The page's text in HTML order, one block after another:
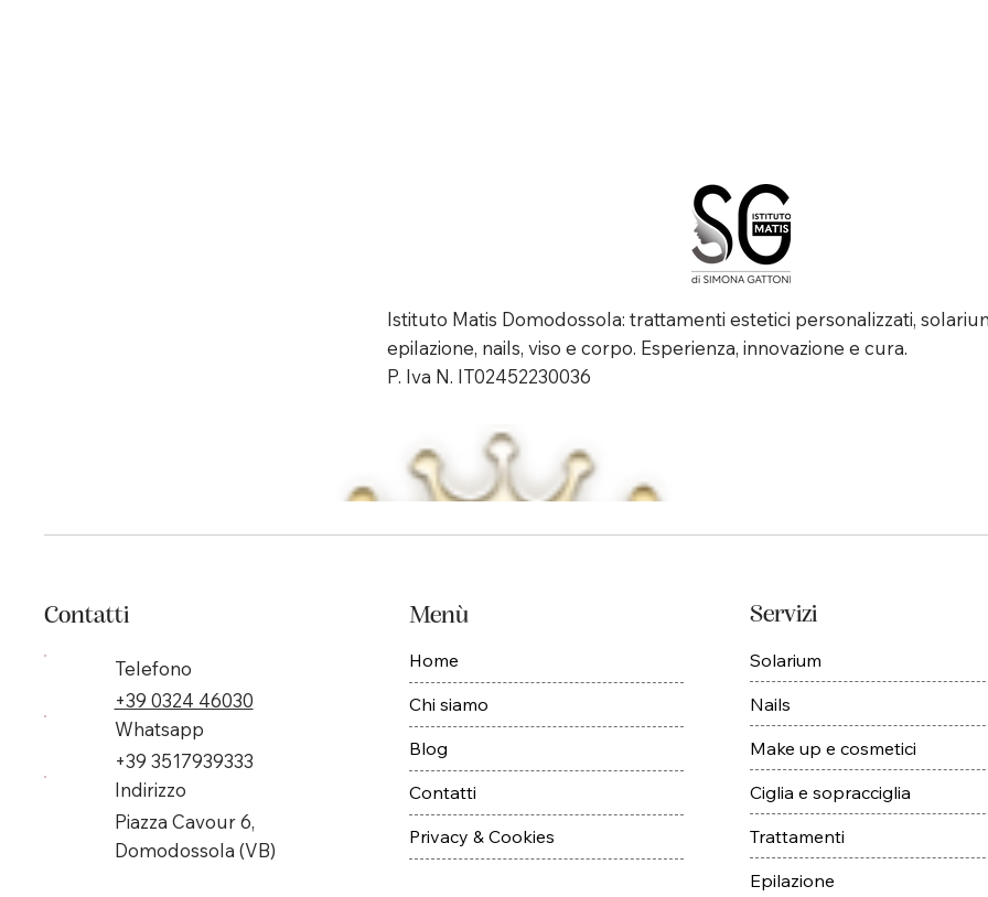
Contatti
Telefono
+39 0324 46030
Whatsapp
+39 3517939333
Indirizzo
Piazza Cavour 6,
Domodossola (VB)
Menù
Home
Chi siamo
Blog
Contatti
Privacy & Cookies
Servizi
Solarium
Nails
Make up e cosmetici
Ciglia e sopracciglia
Trattamenti
Epilazione
Istituto Matis Domodossola: trattamenti estetici personalizzati,
epilazione, nails, viso e corpo. Esperienza, innovazione e cura.
P. Iva N. IT02452230036